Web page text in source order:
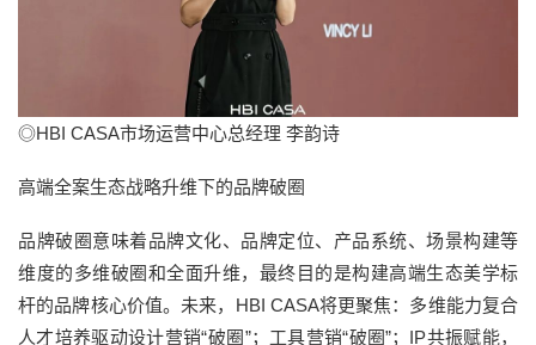
◎HBI CASA市场运营中心总经理 李韵诗
高端全案生态战略升维下的品牌破圈
品牌破圈意味着品牌文化、品牌定位、产品系统、场景构建等
维度的多维破圈和全面升维，最终目的是构建高端生态美学标
杆的品牌核心价值。未来，HBI CASA将更聚焦：多维能⼒复合
⼈才培养驱动设计营销“破圈”；⼯具营销“破圈”；IP共振赋能，